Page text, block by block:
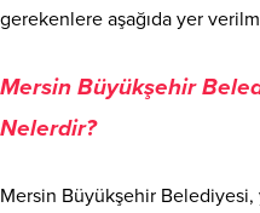
gerekenlere aşağıda yer
Mersin Büyükşehir
Nelerdir?
Mersin Büyükşehir Belediyesi,